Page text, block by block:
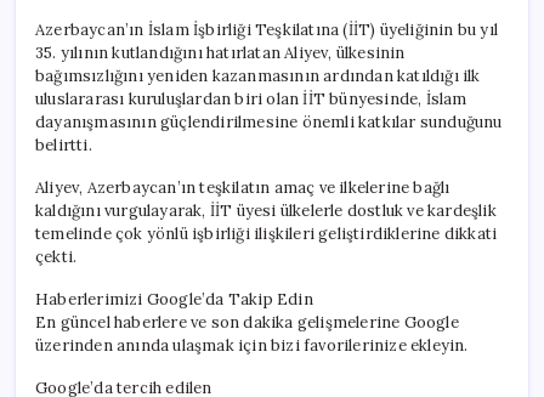
Azerbaycan’ın İslam İşbirliği Teşkilatına (İİT) üyeliğinin bu yıl
35. yılının kutlandığını hatırlatan Aliyev, ülkesinin
bağımsızlığını yeniden kazanmasının ardından katıldığı ilk
uluslararası kuruluşlardan biri olan İİT bünyesinde, İslam
dayanışmasının güçlendirilmesine önemli katkılar sunduğunu
belirtti.
Aliyev, Azerbaycan’ın teşkilatın amaç ve ilkelerine bağlı
kaldığını vurgulayarak, İİT üyesi ülkelerle dostluk ve kardeşlik
temelinde çok yönlü işbirliği ilişkileri geliştirdiklerine dikkati
çekti.
Haberlerimizi Google’da Takip Edin
En güncel haberlere ve son dakika gelişmelerine Google
üzerinden anında ulaşmak için bizi favorilerinize ekleyin.
Google’da tercih edilen